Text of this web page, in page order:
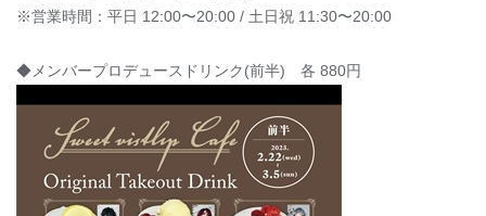
※営業時間：平日 12:00〜20:00 / 土日祝 11:30〜20:00
◆メンバープロデュースドリンク(前半) 各 880円